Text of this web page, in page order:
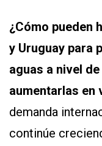
¿Cómo pueden
y Uruguay para
aguas a nivel
aumentarlas en
demanda
continúe